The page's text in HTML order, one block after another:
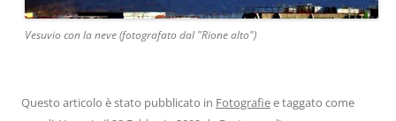
Vesuvio con la neve (fotografato dal "Rione alto")
Questo articolo è stato pubblicato in Fotografiee taggato come